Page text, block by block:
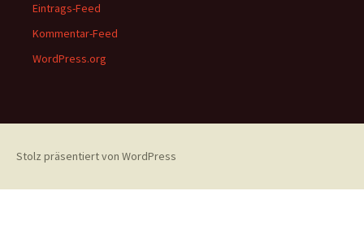
Eintrags-Feed
Kommentar-Feed
WordPress.org
Stolz präsentiert von WordPress